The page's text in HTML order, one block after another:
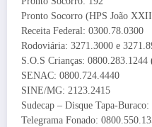
Pronto Socorro (HPS João
Receita Federal: 0300.78.0300
Rodoviária: 3271.3000 e
S.O.S Crianças:
SENAC: 0800.724.4440
SINE/MG: 2123.2415
Sudecap – Disque Tapa-
Telegrama Fonado: